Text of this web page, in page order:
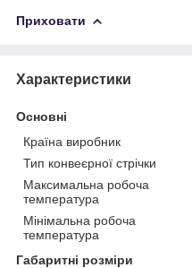
Приховати
Характеристики
Основні
Країна виробник
Тип конвеєрної стрічки
Максимальна робоча
температура
Мінімальна робоча
температура
Габаритні розміри